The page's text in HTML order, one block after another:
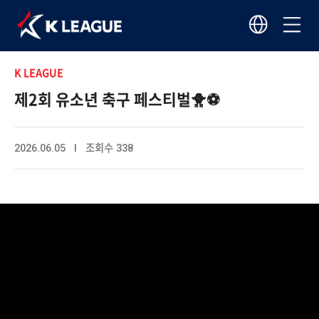
K LEAGUE
제2회 유소년 축구 페스티벌🐥⚽️
2026.06.05 I 조회수 338